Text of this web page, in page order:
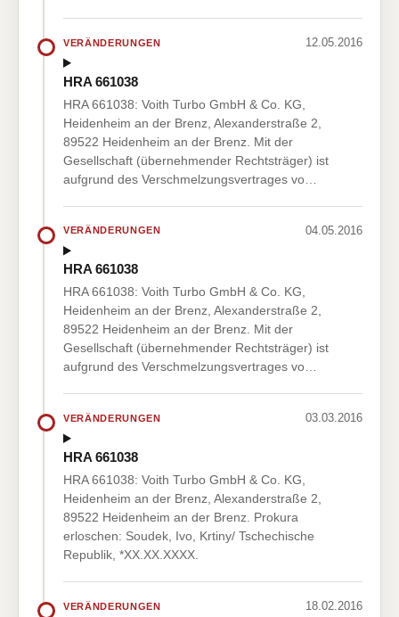
VERÄNDERUNGEN 12.05.2016
HRA 661038
HRA 661038: Voith Turbo GmbH & Co. KG,
Heidenheim an der Brenz, Alexanderstraße 2,
89522 Heidenheim an der Brenz. Mit der
Gesellschaft (übernehmender Rechtsträger) ist
aufgrund des Verschmelzungsvertrages vo…
VERÄNDERUNGEN 04.05.2016
HRA 661038
HRA 661038: Voith Turbo GmbH & Co. KG,
Heidenheim an der Brenz, Alexanderstraße 2,
89522 Heidenheim an der Brenz. Mit der
Gesellschaft (übernehmender Rechtsträger) ist
aufgrund des Verschmelzungsvertrages vo…
VERÄNDERUNGEN 03.03.2016
HRA 661038
HRA 661038: Voith Turbo GmbH & Co. KG,
Heidenheim an der Brenz, Alexanderstraße 2,
89522 Heidenheim an der Brenz. Prokura
erloschen: Soudek, Ivo, Krtiny/ Tschechische
Republik, *XX.XX.XXXX.
VERÄNDERUNGEN 18.02.2016